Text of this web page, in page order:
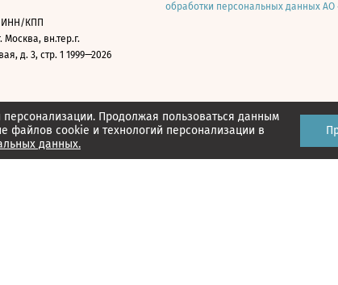
Продолжая пользоваться данным
файлов cookie и технологий персонализации в
данных.
ИНН/КПП
Москва, вн.тер.г.
д. 3, стр. 1 1999—2026
обработки персональных данных